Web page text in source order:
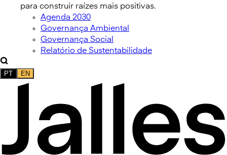
para construir raízes mais positivas.
Agenda 2030
Governança Ambiental
Governança Social
Relatório de Sustentabilidade
PT EN